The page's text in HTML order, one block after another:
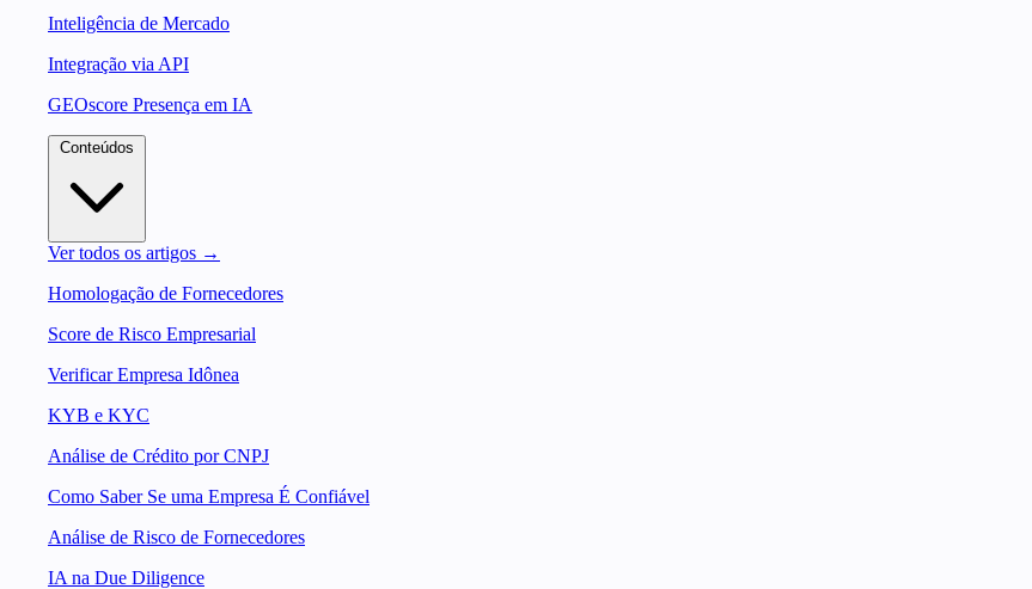
Inteligência de Mercado
Integração via API
GEOscore Presença em IA
Ver todos os artigos →
Homologação de Fornecedores
Score de Risco Empresarial
Verificar Empresa Idônea
KYB e KYC
Análise de Crédito por CNPJ
Como Saber Se uma Empresa É Confiável
Análise de Risco de Fornecedores
IA na Due Diligence